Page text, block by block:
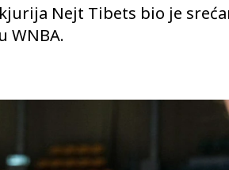
Nejt Tibets bio je
WNBA.